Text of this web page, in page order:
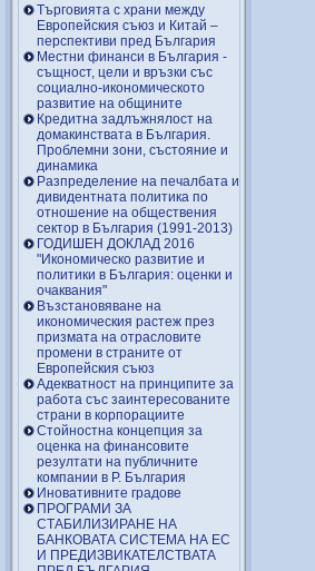
Търговията с храни между
Европейския съюз и Китай –
перспективи пред България
Местни финанси в България -
същност, цели и връзки със
социално-икономическото
развитие на общините
Кредитна задлъжнялост на
домакинствата в България.
Проблемни зони, състояние и
динамика
Разпределение на печалбата и
дивидентната политика по
отношение на обществения
сектор в България (1991-2013)
ГОДИШЕН ДОКЛАД 2016
"Икономическо развитие и
политики в България: оценки и
очаквания"
Възстановяване на
икономическия растеж през
призмата на отрасловите
промени в страните от
Европейския съюз
Адекватност на принципите за
работа със заинтересованите
страни в корпорациите
Стойностна концепция за
оценка на финансовите
резултати на публичните
компании в Р. България
Иновативните градове
ПРОГРАМИ ЗА
СТАБИЛИЗИРАНЕ НА
БАНКОВАТА СИСТЕМА НА ЕС
И ПРЕДИЗВИКАТЕЛСТВАТА